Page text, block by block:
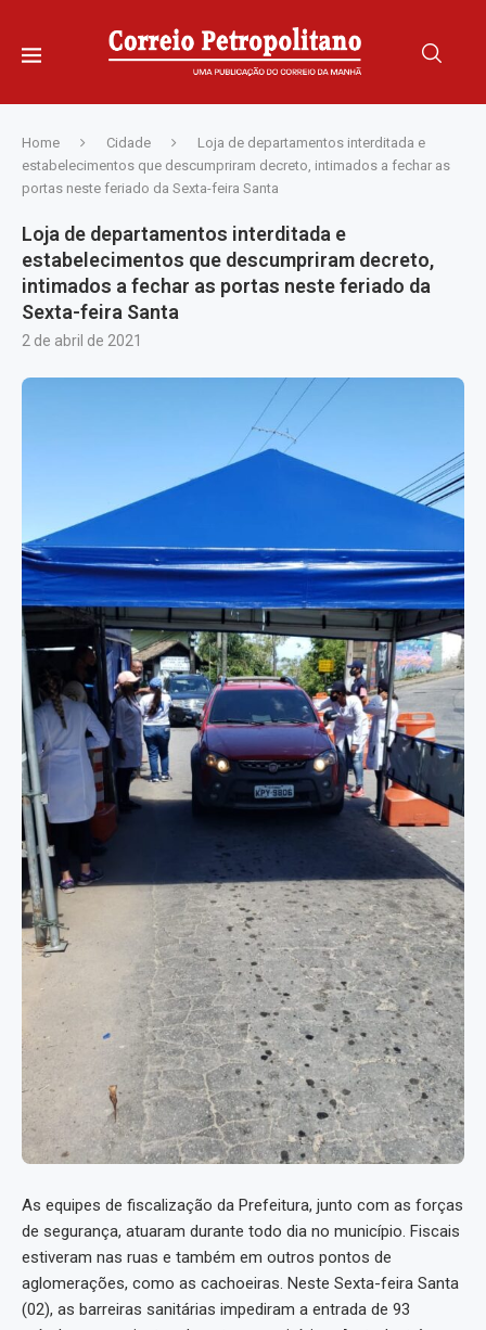
Home Cidade
Loja de departamentos interditada e
estabelecimentos que descumpriram decreto, intimados a fechar as
portas neste feriado da Sexta-feira Santa
Loja de departamentos interditada e
estabelecimentos que descumpriram decreto,
intimados a fechar as portas neste feriado da
Sexta-feira Santa
2 de abril de 2021
As equipes de fiscalização da Prefeitura, junto com as forças
de segurança, atuaram durante todo dia no município. Fiscais
estiveram nas ruas e também em outros pontos de
aglomerações, como as cachoeiras. Neste Sexta-feira Santa
(02), as barreiras sanitárias impediram a entrada de 93